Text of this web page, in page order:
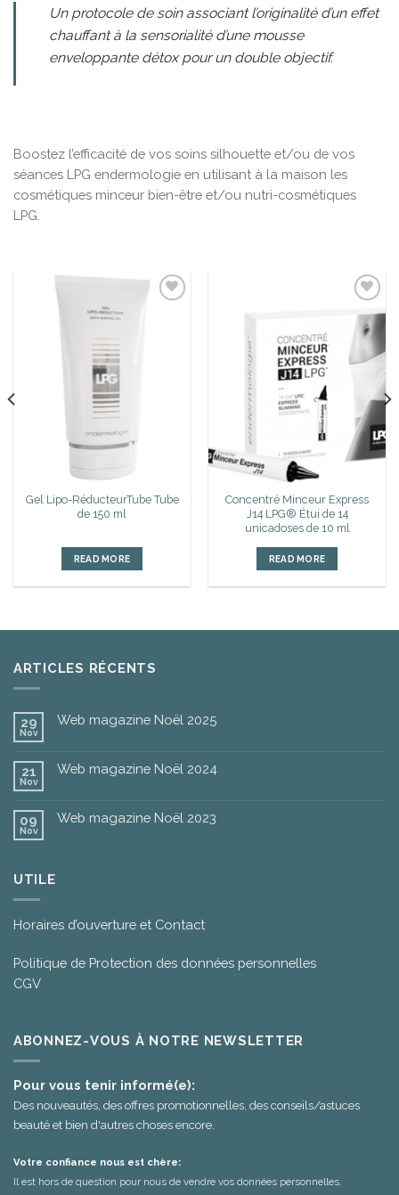
Un protocole de soin associant l’originalité d’un effet
chauffant à la sensorialité d’une mousse
enveloppante détox pour un double objectif.
Boostez l’efficacité de vos soins silhouette et/ou de vos
séances LPG endermologie en utilisant à la maison les
cosmétiques minceur bien-être et/ou nutri-cosmétiques
LPG.
Gel Lipo-RéducteurTube Tube
de 150 ml
READ MORE
Ajouter
à la liste
Concentré Minceur Express
J14 LPG® Étui de 14
unicadoses de 10 ml
READ MORE
ARTICLES RÉCENTS
29
Nov
Web magazine Noël 2025
21
Nov
Web magazine Noël 2024
09
Nov
Web magazine Noël 2023
UTILE
Horaires d’ouverture et Contact
Politique de Protection des données personnelles
CGV
ABONNEZ-VOUS À NOTRE NEWSLETTER
Pour vous tenir informé(e):
Des nouveautés, des offres promotionnelles, des conseils/astuces
beauté et bien d'autres choses encore.
Votre confiance nous est chère:
Il est hors de question pour nous de vendre vos données personnelles.